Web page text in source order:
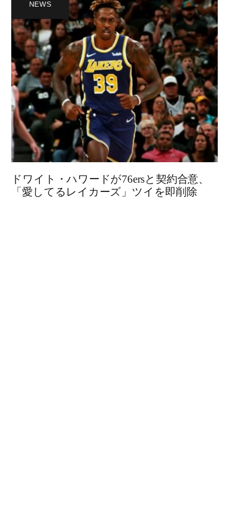
NEWS
ドワイト・ハワードが76ersと契約合意、
「愛してるレイカーズ」ツイを即削除